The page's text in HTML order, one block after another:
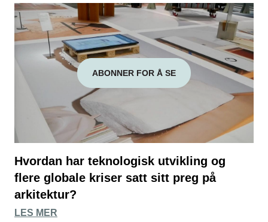
ABONNER FOR Å SE
Hvordan har teknologisk utvikling og
flere globale kriser satt sitt preg på
arkitektur?
LES MER